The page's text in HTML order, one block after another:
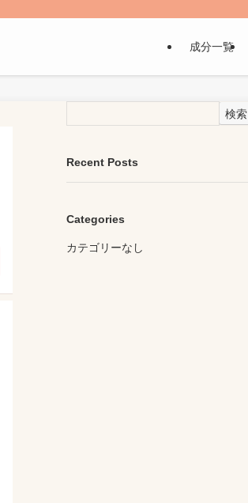
成分一覧
検索
Recent Posts
Categories
カテゴリーなし